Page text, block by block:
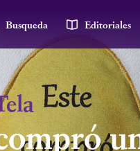
Busqueda Editoriales